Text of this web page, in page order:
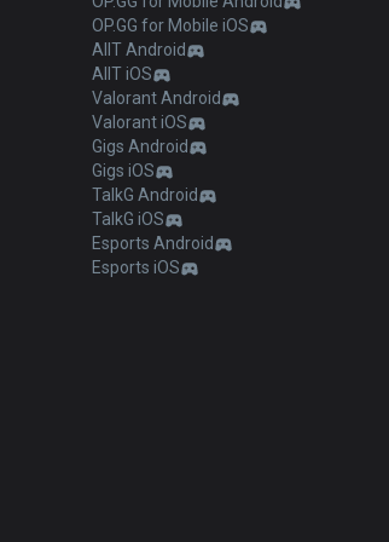
OP.GG for Mobile iOS
AllT Android
AllT iOS
Valorant Android
Valorant iOS
Gigs Android
Gigs iOS
TalkG Android
TalkG iOS
Esports Android
Esports iOS